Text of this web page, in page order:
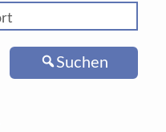
Suchen